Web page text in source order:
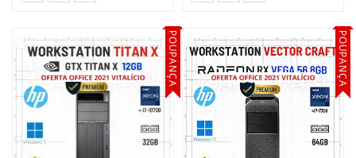
Com..
para qu..
POUPANÇA POUPANÇA